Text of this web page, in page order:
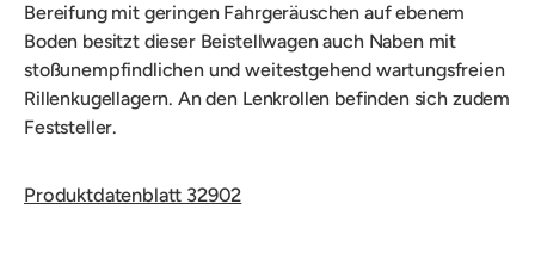
Bereifungmit geringen Fahrgeräuschen auf ebenem
Boden besitzt dieser Beistellwagen auch Naben mit
stoßunempfindlichen und weitestgehend wartungsfreien
Rillenkugellagern. An den Lenkrollen befinden sich zudem
Feststeller.
Produktdatenblatt 32902